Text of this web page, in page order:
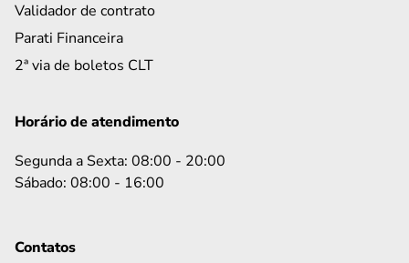
Validador de contrato
Parati Financeira
2ª via de boletos CLT
Horário de atendimento
Segunda a Sexta: 08:00 - 20:00
Sábado: 08:00 - 16:00
Contatos